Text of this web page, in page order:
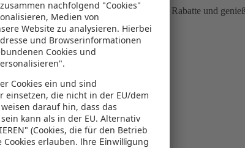
Zeit und Geld. Nutzen Sie attraktive Rabatte und